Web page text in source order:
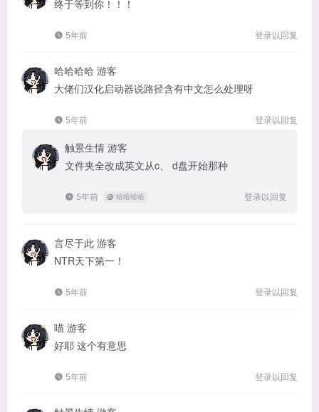
终于等到你！！！
5年前 登录以回复
哈哈哈哈 游客
大佬们汉化启动器说路径含有中文怎么处理呀
5年前 登录以回复
触景生情 游客
文件夹全改成英文从c、 d盘开始那种
5年前 @ 哈哈哈哈 登录以回复
言尽于此 游客
NTR天下第一！
5年前 登录以回复
喵 游客
好耶 这个有意思
5年前 登录以回复